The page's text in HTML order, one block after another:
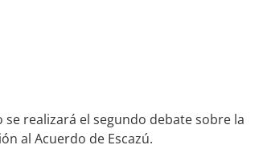
realizará el segundo debate sobre la
al Acuerdo de Escazú.